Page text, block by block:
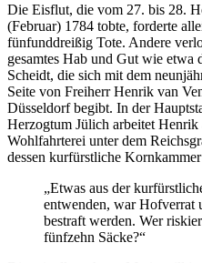
Die Eisflut, die vom 27. bis 28.
(Februar) 1784 tobte, forderte
fünfunddreißig Tote. Andere
gesamtes Hab und Gut wie
Scheidt, die sich mit dem
Seite von Freiherr Henrik van
Düsseldorf begibt. In der
Herzogtum Jülich arbeitet
Wohlfahrterei unter dem
dessen kurfürstliche
„Etwas aus der
entwenden, war Hofverrat
bestraft werden. Wer
fünfzehn Säcke?“